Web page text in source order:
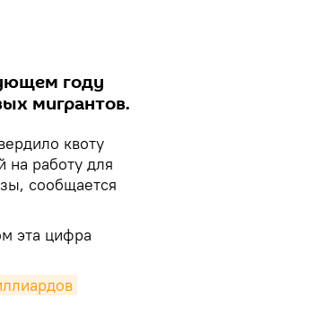
году
мигрантов.
квоту
на работу для
сообщается
эта цифра